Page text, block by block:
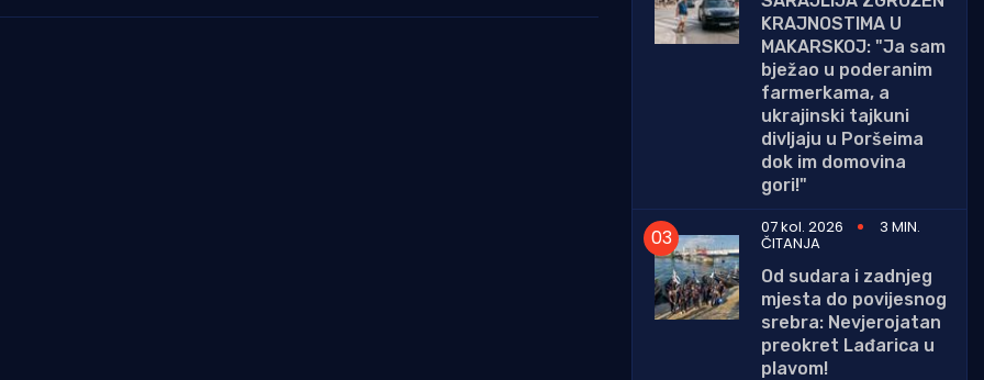
KRAJNOSTIMA U
MAKARSKOJ: "Ja sam
bježao u poderanim
farmerkama, a
ukrajinski tajkuni
divljaju u Poršeima
dok im domovina
gori!"
07 kol. 2026
3 MIN.
ČITANJA
Od sudara i zadnjeg
mjesta do povijesnog
srebra: Nevjerojatan
preokret Lađarica u
plavom!